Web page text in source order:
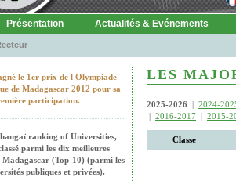
Présentation Actualités & Evénements
le 1er prix de l'Olympiade
de Madagascar 2012 pour sa
participation.
ranking of Universities,
parmi les dix meilleures
Madagascar (Top-10) (parmi les
publiques et privées).
LES
2025-2026 | 2024-
| 2016-2017 | 2015-
Classe